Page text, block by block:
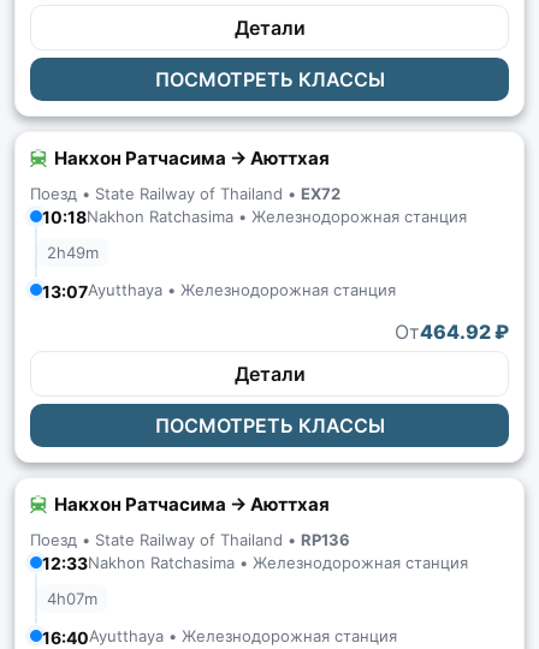
Детали
ПОСМОТРЕТЬ КЛАССЫ
Накхон Ратчасима → Аюттхая
Поезд • State Railway of Thailand • EX72
10:18Nakhon Ratchasima • Железнодорожная станция
2h49m
13:07Ayutthaya • Железнодорожная станция
От464.92 ₽
Детали
ПОСМОТРЕТЬ КЛАССЫ
Накхон Ратчасима → Аюттхая
Поезд • State Railway of Thailand • RP136
12:33Nakhon Ratchasima • Железнодорожная станция
4h07m
16:40Ayutthaya • Железнодорожная станция